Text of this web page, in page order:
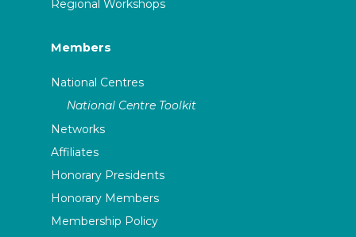
Regional Workshops
Members
National Centres
National Centre Toolkit
Networks
Affiliates
Honorary Presidents
Honorary Members
Membership Policy